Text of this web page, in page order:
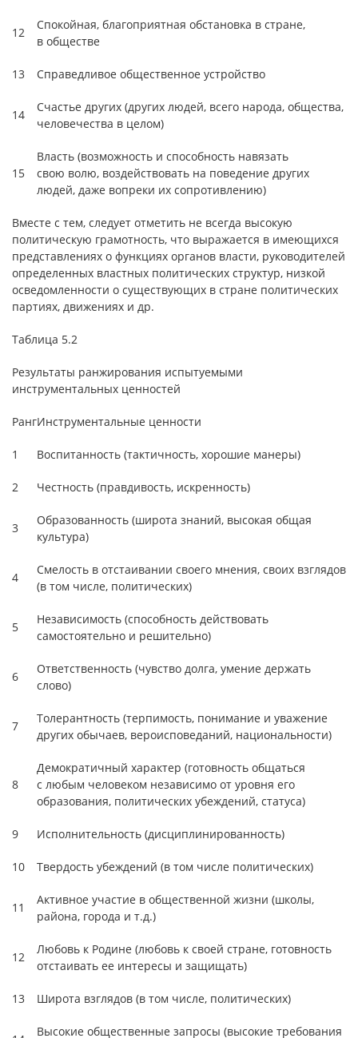
12
Спокойная, благоприятная обстановка в стране,
в обществе
13 Справедливое общественное устройство
14
Счастье других (других людей, всего народа, общества,
человечества в целом)
15
Власть (возможность и способность навязать
свою волю, воздействовать на поведение других
людей, даже вопреки их сопротивлению)
Вместе с тем, следует отметить не всегда высокую
политическую грамотность, что выражается в имеющихся
представлениях о функциях органов власти, руководителей
определенных властных политических структур, низкой
осведомленности о существующих в стране политических
партиях, движениях и др.
Таблица 5.2
Результаты ранжирования испытуемыми
инструментальных ценностей
РангИнструментальные ценности
1 Воспитанность (тактичность, хорошие манеры)
2 Честность (правдивость, искренность)
3
Образованность (широта знаний, высокая общая
культура)
4
Смелость в отстаивании своего мнения, своих взглядов
(в том числе, политических)
5
Независимость (способность действовать
самостоятельно и решительно)
6
Ответственность (чувство долга, умение держать
слово)
7
Толерантность (терпимость, понимание и уважение
других обычаев, вероисповеданий, национальности)
8
Демократичный характер (готовность общаться
с любым человеком независимо от уровня его
образования, политических убеждений, статуса)
9 Исполнительность (дисциплинированность)
10 Твердость убеждений (в том числе политических)
11
Активное участие в общественной жизни (школы,
района, города и т.д.)
12
Любовь к Родине (любовь к своей стране, готовность
отстаивать ее интересы и защищать)
13 Широта взглядов (в том числе, политических)
Высокие общественные запросы (высокие требования